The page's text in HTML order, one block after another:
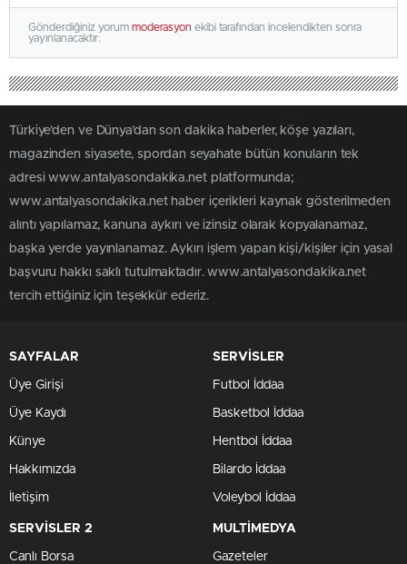
Gönderdiğiniz yorum moderasyon ekibi tarafından incelendikten sonra
yayınlanacaktır.
Türkiye'den ve Dünya’dan son dakika haberler, köşe yazıları,
magazinden siyasete, spordan seyahate bütün konuların tek
adresi www.antalyasondakika.net platformunda;
www.antalyasondakika.net haber içerikleri kaynak gösterilmeden
alıntı yapılamaz, kanuna aykırı ve izinsiz olarak kopyalanamaz,
başka yerde yayınlanamaz. Aykırı işlem yapan kişi/kişiler için yasal
başvuru hakkı saklı tutulmaktadır. www.antalyasondakika.net
tercih ettiğiniz için teşekkür ederiz.
SAYFALAR
Üye Girişi
Üye Kaydı
Künye
Hakkımızda
İletişim
SERVİSLER
Futbol İddaa
Basketbol İddaa
Hentbol İddaa
Bilardo İddaa
Voleybol İddaa
SERVİSLER 2
Canlı Borsa
MULTİMEDYA
Gazeteler